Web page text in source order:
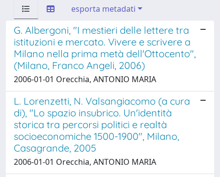
esporta metadati
G. Albergoni, "I mestieri delle lettere tra
istituzioni e mercato. Vivere e scrivere a
Milano nella prima metà dell'Ottocento",
(Milano, Franco Angeli, 2006)
2006-01-01 Orecchia, ANTONIO MARIA
L. Lorenzetti, N. Valsangiacomo (a cura
di), "Lo spazio insubrico. Un'identità
storica tra percorsi politici e realtà
socioeconomiche 1500-1900", Milano,
Casagrande, 2005
2006-01-01 Orecchia, ANTONIO MARIA